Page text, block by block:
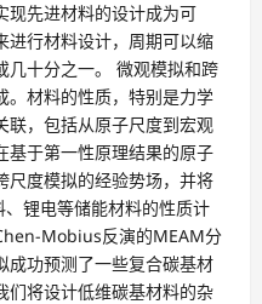
现先进材料的设计成为可
进行材料设计，周期可以缩
几十分之一。 微观模拟和跨
。材料的性质，特别是力学
联，包括从原子尺度到宏观
基于第一性原理结果的原子
尺度模拟的经验势场，并将
锂电等储能材料的性质计
Mobius反演的MEAM分
成功预测了一些复合碳基材
们将设计低维碳基材料的杂